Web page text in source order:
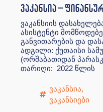
ვაკანსია –
ვაკანსიის
ასისტენტი
განვითარების და
ადგილი: ქუთაისი
(ორშაბათიდან
თარიღი: 2022 წლის
ვაკანსია,
ვაკანსიები